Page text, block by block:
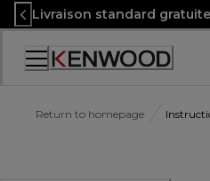
Skip
to
Content
Livraison standard
Accessibility
Return to homepage